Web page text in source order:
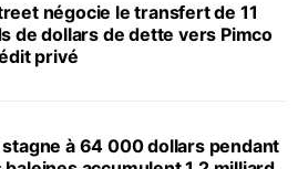
négocie le transfert de 11
de dollars de dette vers Pimco
privé
à 64 000 dollars pendant